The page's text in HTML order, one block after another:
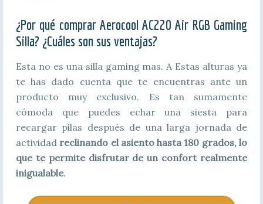
¿Por qué comprar Aerocool AC220 Air RGB Gaming
Silla? ¿Cuáles son sus ventajas?
Esta no es una silla gaming mas. A Estas alturas ya
te has dado cuenta que te encuentras ante un
producto muy exclusivo. Es tan sumamente
cómoda que puedes echar una siesta para
recargar pilas después de una larga jornada de
actividad reclinando el asiento hasta 180 grados, lo
que te permite disfrutar de un confort realmente
inigualable.